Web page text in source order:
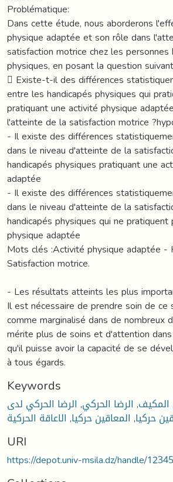
Problématique:
Dans cette étude, nous aborderons
physique adaptée et son rôle dans
satisfaction motrice chez les personnes
physiques, en posant la question
 Existe-t-il des différences
entre les handicapés physiques qui
pratiquant une activité physique
l'atteinte de la satisfaction motrice
- Il existe des différences
dans le niveau d'atteinte de la
handicapés physiques pratiquant une
adaptée
- Il existe des différences
dans le niveau d'atteinte de la
handicapés physiques qui ne
physique adaptée
Mots clés :Activité physique adaptée -
Satisfaction motrice.
- Les résultats atteints les plus
Il est nécessaire de prendre soin de ce
comme marginalisé dans de nombreux
mérite plus de soins et d'attention
qu'il puisse avoir la capacité de se
à tous égards.
Keywords
المكيف, الرضا الحركي, الرضا الحركي لدى
حركيا, المعاقين حركيا, الاعاقة الحركية
URI
https://depot.univ-msila.dz/handle/